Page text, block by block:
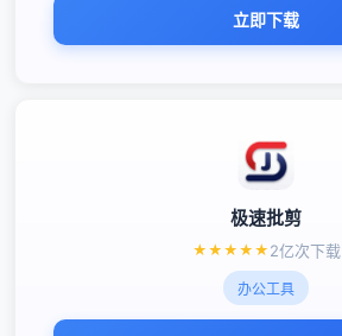
立即下载
极速批剪
★ ★ ★ ★ ★ 2亿次下载
办公工具